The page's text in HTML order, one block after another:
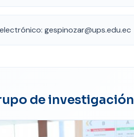
gespinozar@ups.edu.ec
de investigación